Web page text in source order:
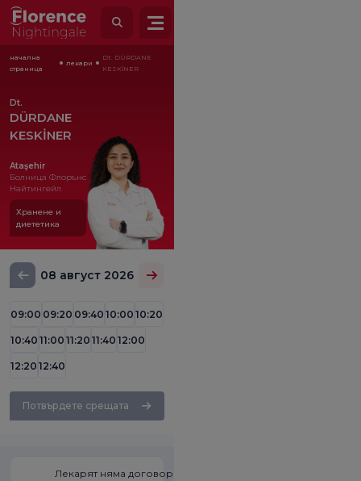
начална
страница
лекари
Dt. DÜRDANE
KESKİNER
Dt.
DÜRDANE
KESKİNER
Ataşehir
Болница Флорънс
Найтингейл
Хранене и
диететика
08 август 2026
09:00 09:20 09:40 10:00 10:20
10:40 11:00 11:20 11:40 12:00
12:20 12:40
Потвърдете срещата
Лекарят няма договор със